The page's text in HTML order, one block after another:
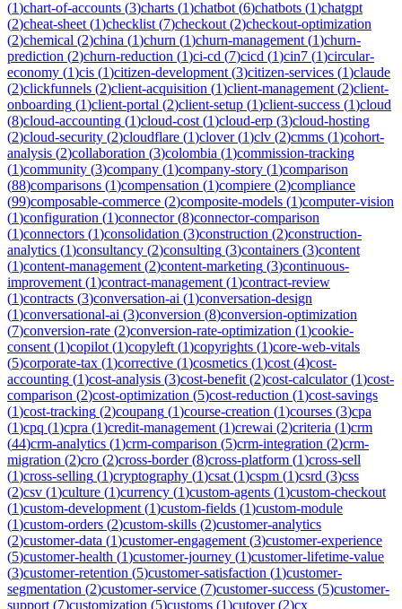
(1)chart-of-accounts (3)charts (1)chatbot (6)chatbots (1)chatgpt
(2)cheat-sheet (1)checklist (7)checkout (2)checkout-optimization
(2)chemical (2)china (1)churn (1)churn-management (1)churn-
prediction (2)churn-reduction (1)ci-cd (7)cicd (1)cin7 (1)circular-
economy (1)cis (1)citizen-development (3)citizen-services (1)claude
(2)clickfunnels (2)client-acquisition (1)client-management (2)client-
onboarding (1)client-portal (2)client-setup (1)client-success (1)cloud
(8)cloud-accounting (1)cloud-cost (1)cloud-erp (3)cloud-hosting
(2)cloud-security (2)cloudflare (1)clover(1)clv (2)cmms (1)cohort-
analysis (2)collaboration (3)colombia (1)commission-tracking
(1)community (3)company (1)company-story (1)comparison
(88)comparisons (1)compensation (1)compiere (2)compliance
(99)composable-commerce (2)composite-models (1)computer-vision
(1)configuration (1)connector(8)connector-comparison
(1)connectors (1)consolidation (3)construction (2)construction-
analytics (1)consultancy (2)consulting (3)containers (3)content
(1)content-management (2)content-marketing (3)continuous-
improvement (1)contract-management (1)contract-review
(1)contracts (3)conversation-ai (1)conversation-design
(1)conversational-ai (3)conversion (8)conversion-optimization
(7)conversion-rate (2)conversion-rate-optimization (1)cookie-
consent (1)copilot (1)copyleft (1)copyrights (1)core-web-vitals
(5)corporate-tax (1)corrective (1)cosmetics (1)cost (4)cost-
accounting (1)cost-analysis (3)cost-benefit (2)cost-calculator(1)cost-
comparison (2)cost-optimization (5)cost-reduction (1)cost-savings
(1)cost-tracking (2)coupang (1)course-creation (1)courses (3)cpa
(1)cpq (1)cpra (1)credit-management (1)crewai (2)criteria (1)crm
(44)crm-analytics (1)crm-comparison (5)crm-integration (2)crm-
migration (2)cro (2)cross-border(8)cross-platform (1)cross-sell
(1)cross-selling (1)cryptography (1)csat (1)cspm (1)csrd (3)css
(2)csv (1)culture (1)currency (1)custom-agents (1)custom-checkout
(1)custom-development (1)custom-fields (1)custom-module
(1)custom-orders (2)custom-skills (2)customer-analytics
(2)customer-data (1)customer-engagement (3)customer-experience
(5)customer-health (1)customer-journey (1)customer-lifetime-value
(3)customer-retention (5)customer-satisfaction (1)customer-
segmentation (2)customer-service (7)customer-success (5)customer-
support (7)customization (5)customs (1)cutover(2)cx